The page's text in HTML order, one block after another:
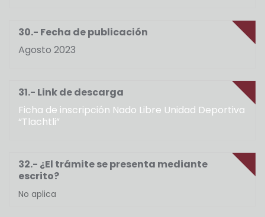
30.- Fecha de publicación
Agosto 2023
31.- Link de descarga
Ficha de inscripción Nado Libre Unidad Deportiva
“Tlachtli”
32.- ¿El trámite se presenta mediante
escrito?
No aplica